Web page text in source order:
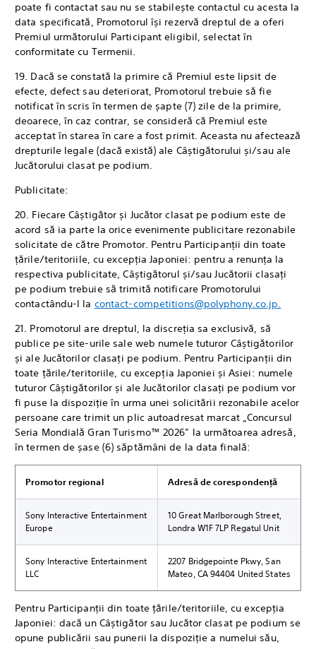
poate fi contactat sau nu se stabilește contactul cu acesta la
data specificată, Promotorul își rezervă dreptul de a oferi
Premiul următorului Participant eligibil, selectat în
conformitate cu Termenii.
19. Dacă se constată la primire că Premiul este lipsit de
efecte, defect sau deteriorat, Promotorul trebuie să fie
notificat în scris în termen de șapte (7) zile de la primire,
deoarece, în caz contrar, se consideră că Premiul este
acceptat în starea în care a fost primit. Aceasta nu afectează
drepturile legale (dacă există) ale Câștigătorului și/sau ale
Jucătorului clasat pe podium.
Publicitate:
20. Fiecare Câștigător și Jucător clasat pe podium este de
acord să ia parte la orice evenimente publicitare rezonabile
solicitate de către Promotor. Pentru Participanții din toate
țările/teritoriile, cu excepția Japoniei: pentru a renunța la
respectiva publicitate, Câștigătorul și/sau Jucătorii clasați
pe podium trebuie să trimită notificare Promotorului
contactându-l la contact-competitions@polyphony.co.jp.
21. Promotorul are dreptul, la discreția sa exclusivă, să
publice pe site-urile sale web numele tuturor Câștigătorilor
și ale Jucătorilor clasați pe podium. Pentru Participanții din
toate țările/teritoriile, cu excepția Japoniei și Asiei: numele
tuturor Câștigătorilor și ale Jucătorilor clasați pe podium vor
fi puse la dispoziție în urma unei solicitării rezonabile acelor
persoane care trimit un plic autoadresat marcat „Concursul
Seria Mondială Gran Turismo™ 2026” la următoarea adresă,
în termen de șase (6) săptămâni de la data finală:
Promotor regional Adresă de corespondență
Sony Interactive Entertainment
Europe
10 Great Marlborough Street,
Londra W1F 7LP Regatul Unit
Sony Interactive Entertainment
LLC
2207 Bridgepointe Pkwy, San
Mateo, CA 94404 United States
Pentru Participanții din toate țările/teritoriile, cu excepția
Japoniei: dacă un Câștigător sau Jucător clasat pe podium se
opune publicării sau punerii la dispoziție a numelui său,